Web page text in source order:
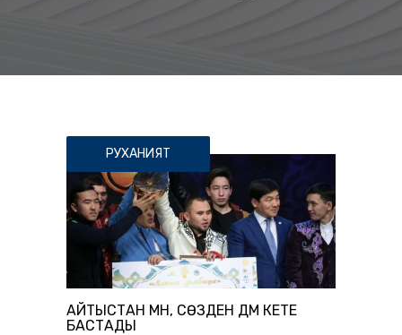
РУХАНИЯТ
АЙТЫСТАН МӘН, СӨЗДЕН ДӘМ КЕТЕ
БАСТАДЫ